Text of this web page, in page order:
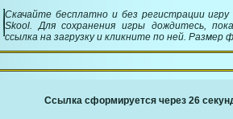
Скачайте бесплатно и без регистрации игру
Skool. Для сохранения игры дождитесь,
ссылка на загрузку и кликните по ней. Размер
Ссылка сформируется через 25